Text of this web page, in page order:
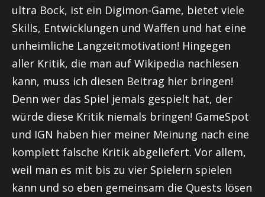
ultra Bock, ist ein Digimon-Game, bietet viele
Skills, Entwicklungen und Waffen und hat eine
unheimliche Langzeitmotivation! Hingegen
aller Kritik, die man auf Wikipedia nachlesen
kann, muss ich diesen Beitrag hier bringen!
Denn wer das Spiel jemals gespielt hat, der
würde diese Kritik niemals bringen! GameSpot
und IGN haben hier meiner Meinung nach eine
komplett falsche Kritik abgeliefert. Vor allem,
weil man es mit bis zu vier Spielern spielen
kann und so eben gemeinsam die Quests lösen